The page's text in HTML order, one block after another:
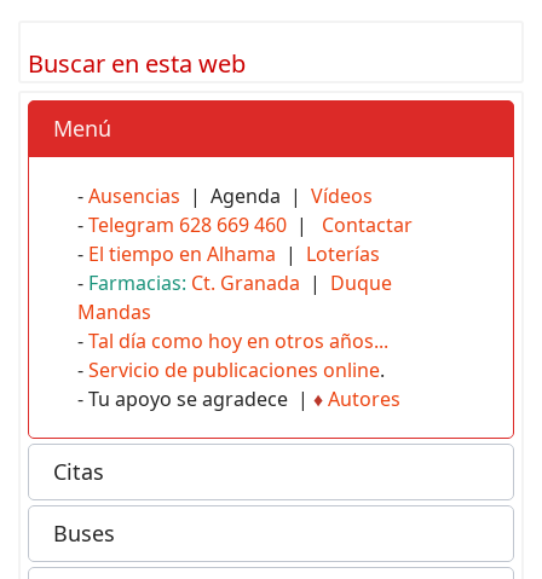
Buscar en esta web
Menú
-Ausencias | Agenda | Vídeos
-Telegram 628 669 460 | Contactar
- El tiempo en Alhama | Loterías
- Farmacias: Ct. Granada | Duque
Mandas
-Tal día como hoy en otros años...
-Servicio de publicaciones online.
- Tu apoyo se agradece | ♦Autores
Citas
Buses